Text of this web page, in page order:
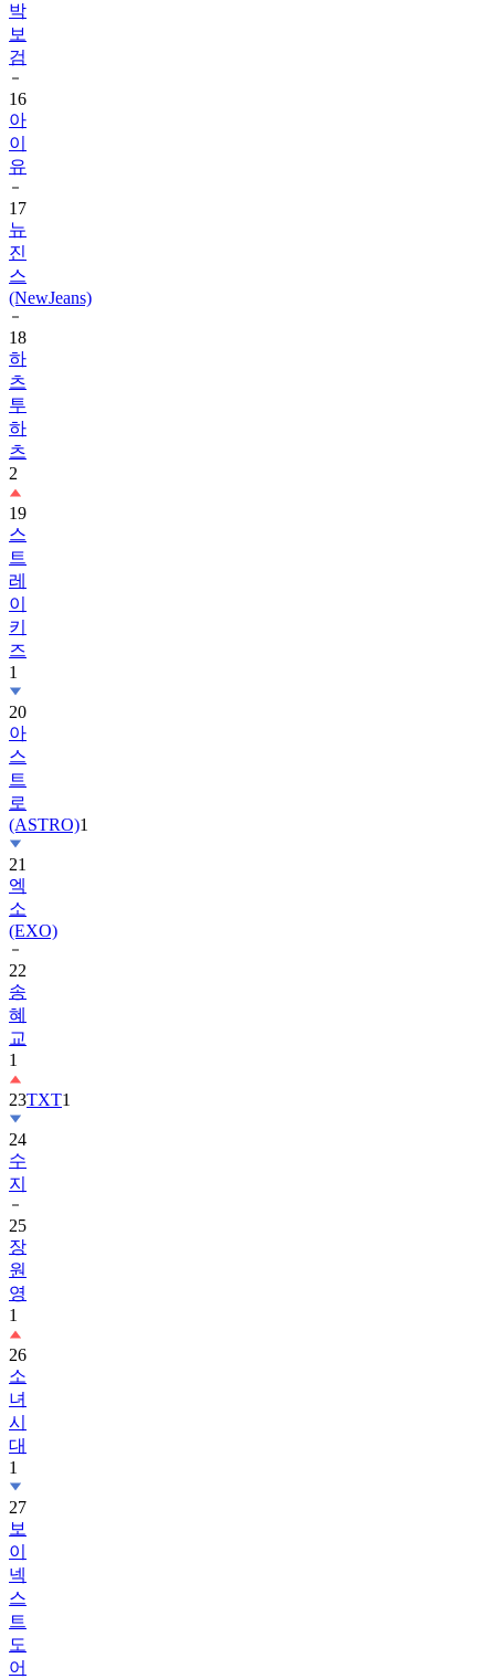
박
보
검
16
아
이
유
17
뉴
진
스
(NewJeans)
18
하
츠
투
하
츠
2
19
스
트
레
이
키
즈
1
20
아
스
트
로
(ASTRO)1
21
엑
소
(EXO)
22
송
혜
교
1
23TXT1
24
수
지
25
장
원
영
1
26
소
녀
시
대
1
27
보
이
넥
스
트
도
어